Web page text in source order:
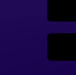
hazte un
de